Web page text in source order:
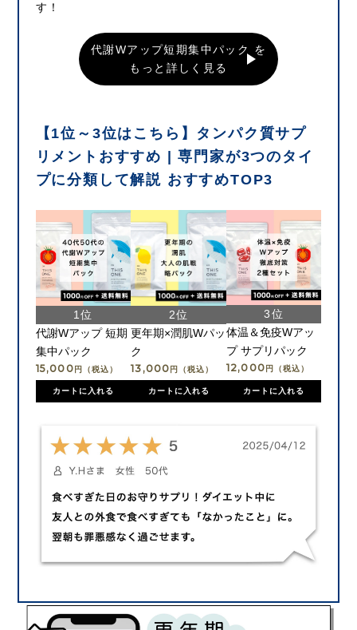
す！
代謝Wアップ短期集中パック を
もっと詳しく見る
【1位～3位はこちら】タンパク質サプ
リメントおすすめ | 専門家が3つのタイ
プに分類して解説 おすすめTOP3
代謝Wアップ 短期
集中パック
15,000円（税込）
カートに入れる
更年期×潤肌Wパッ
ク
13,000円（税込）
カートに入れる
体温＆免疫Wアッ
プ サプリパック
12,000 円（税込）
カートに入れる